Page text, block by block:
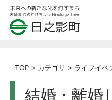
TOP カテゴリ ライフイベ
結婚・離婚